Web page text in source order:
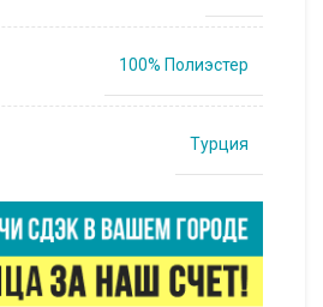
100% Полиэстер
Турция